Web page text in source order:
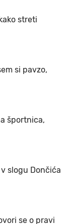
streti
si pavzo,
športnica,
slogu Dončića
se o pravi